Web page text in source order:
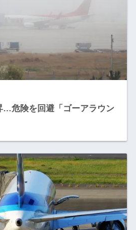
…危険を回避「ゴーアラウン